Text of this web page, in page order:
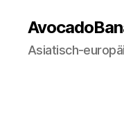
Asiatisch-